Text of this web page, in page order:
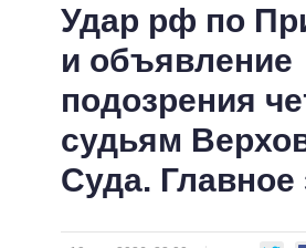
ЛЕНТА
СОБЫТИЯ
СТАТЬИ
МНЕНИЯ
ОБЗОРЫ
ДАЙДЖЕСТЫ
ОБЕЩАНИЯ
ПОЛИТИКИ
ВСЕ ПОЛИТИКИ
ПРЕЗИДЕНТ И ОФИС
ВЕРХОВНАЯ РАДА
ВИДЕО
Удар рф по
и объявление
подозрения
судьям
Суда. Главное